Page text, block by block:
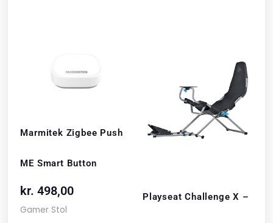
Marmitek Zigbee Push
ME Smart Button
kr. 498,00
Gamer Stol
Playseat Challenge X –